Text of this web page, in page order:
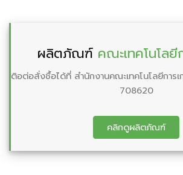
ผลิตภัณฑ์ คณะเทคโนโลยี
ติอต่อสั่งชื้อได้ที่ สำนักงานคณะเทคโนโลยีการ
708620
คลิกดูผลิตภัณฑ์